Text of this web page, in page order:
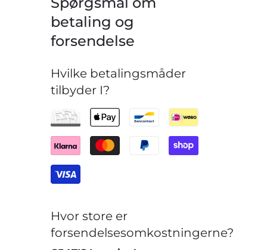
betaling og
forsendelse
Hvilke betalingsmåder
tilbyder I?
Hvor store er
forsendelsesomkostningerne?